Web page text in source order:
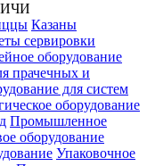
Казаны
сервировки
оборудование
прачечных и
для систем
оборудование
Промышленное
оборудование
Упаковочное